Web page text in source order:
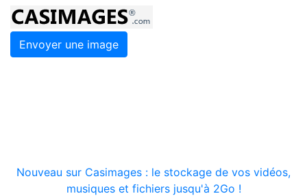
Envoyer une image
Nouveau sur Casimages : le stockage de vos vidéos,
musiques et fichiers jusqu'à 2Go !